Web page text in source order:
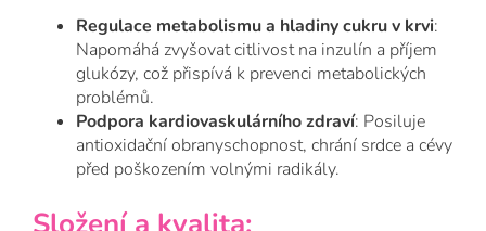
Regulace metabolismu a hladiny cukru v krvi:
Napomáhá zvyšovat citlivost na inzulín a příjem
glukózy, což přispívá k prevenci metabolických
problémů.
Podpora kardiovaskulárního zdraví: Posiluje
antioxidační obranyschopnost, chrání srdce a cévy
před poškozením volnými radikály.